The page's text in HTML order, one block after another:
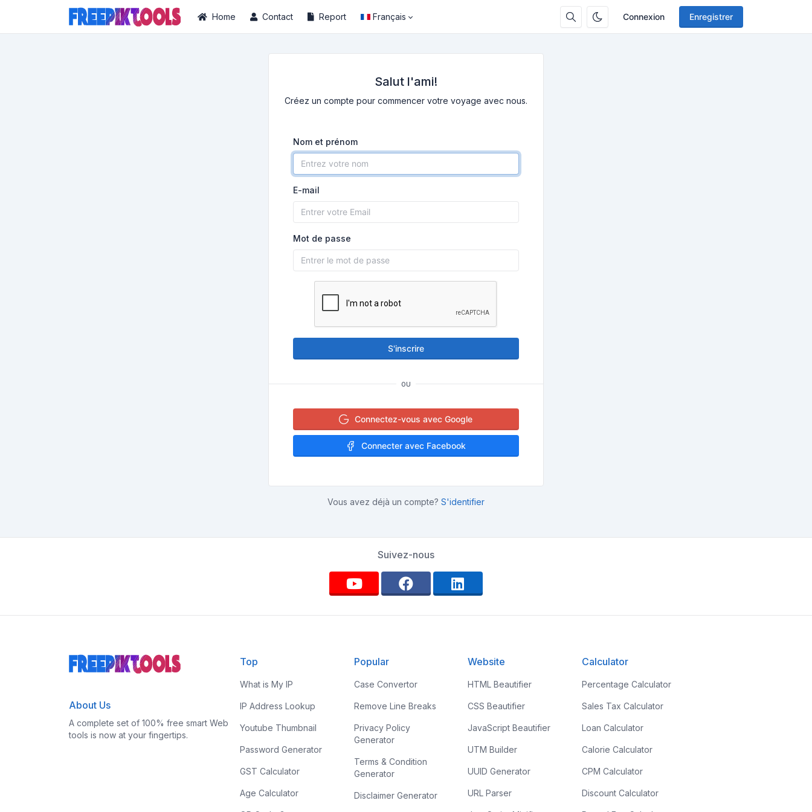
Connexion Enregistrer
Home Contact Report Français
Salut l'ami!
Créez un compte pour commencer votre voyage avec nous.
Nom et prénom
E-mail
Mot de passe
S'inscrire
OU
Connectez-vous avec Google
Connecter avec Facebook
Vous avez déjà un compte? S'identifier
Suivez-nous
About Us
A complete set of 100% free smart Web
tools is now at your fingertips.
Top
What is My IP
IP Address Lookup
Youtube Thumbnail
Password Generator
GST Calculator
Age Calculator
Popular
Case Convertor
Remove Line Breaks
Privacy Policy
Generator
Terms & Condition
Generator
Disclaimer Generator
Website
HTML Beautifier
CSS Beautifier
JavaScript Beautifier
UTM Builder
UUID Generator
URL Parser
Calculator
Percentage Calculator
Sales Tax Calculator
Loan Calculator
Calorie Calculator
CPM Calculator
Discount Calculator